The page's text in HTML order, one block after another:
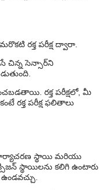
రక్త పరీక్ష ద్వారా.
చిన్న సెన్సార్‌ని
రక్త పరీక్షలో, మీ
రక్త పరీక్ష ఫలితాలు
కార్యాచరణ స్థాయి మరియు
స్థాయిలను కలిగి ఉంటారు